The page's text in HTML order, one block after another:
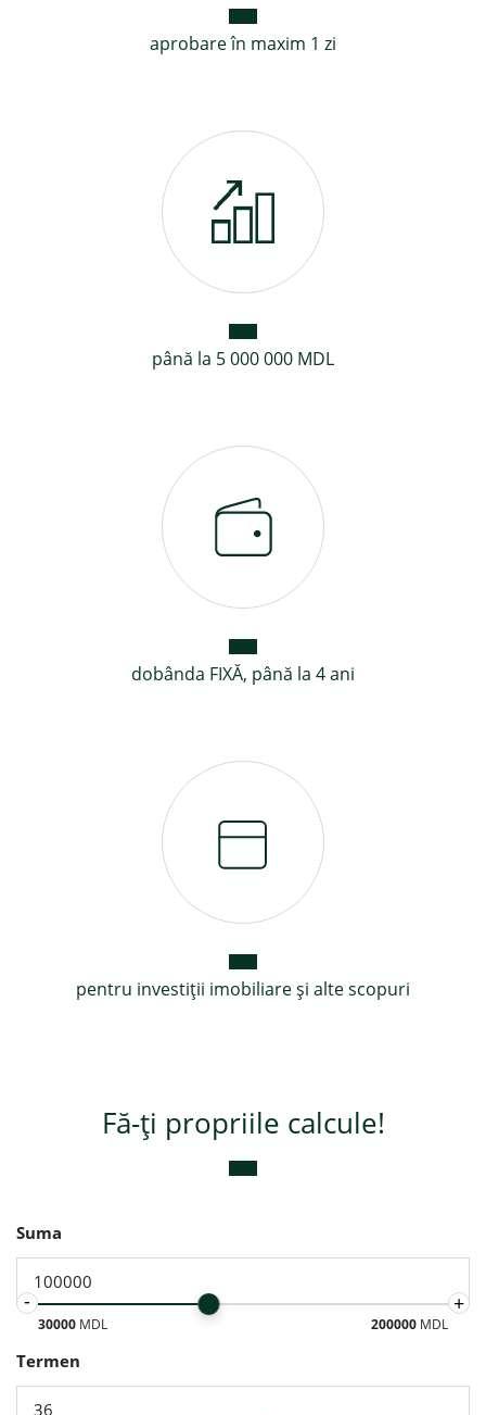
aprobare în maxim 1 zi
până la 5 000 000 MDL
dobânda FIXĂ, până la 4 ani
pentru investiții imobiliare și alte scopuri
Fă-ți propriile calcule!
Suma
-
30000 MDL
+
200000 MDL
Termen